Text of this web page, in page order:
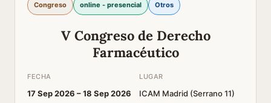
Congreso online - presencial Otros
V Congreso de Derecho
Farmacéutico
FECHA
17 Sep 2026 –18 Sep 2026
LUGAR
ICAM Madrid (Serrano 11)